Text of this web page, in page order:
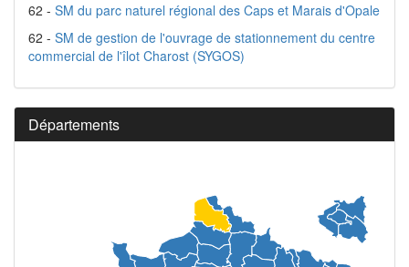
62 - SM du parc naturel régional des Caps et Marais d'Opale
62 - SM de gestion de l'ouvrage de stationnement du centre
commercial de l'îlot Charost (SYGOS)
Départements